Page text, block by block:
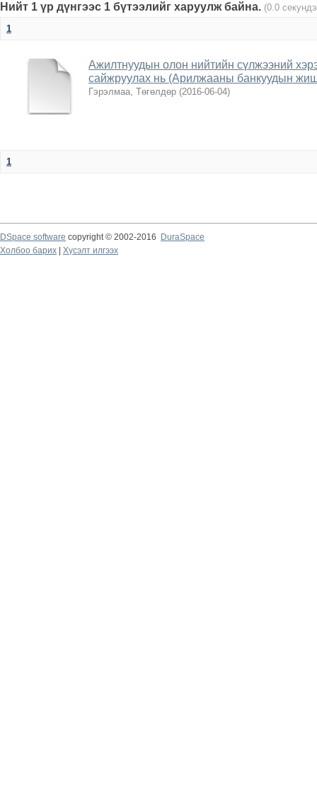
Нийт 1 үр дүнгээс 1 бүтээлийг харуулж байна. (0.0
1
Ажилтнуудын олон нийтийн сүлжээний
сайжруулах нь (Арилжааны банкуудын
Гэрэлмаа, Төгөлдөр (2016-06-04)
1
DSpace software copyright © 2002-2016
DuraSpace
Холбоо барих
Хүсэлт илгээх